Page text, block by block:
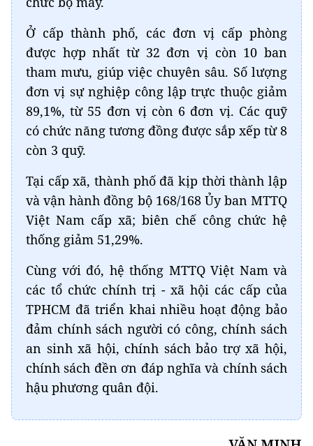
Ở cấp thành phố, các đơn vị cấp phòng
được hợp nhất từ 32 đơn vị còn 10 ban
tham mưu, giúp việc chuyên sâu. Số lượng
đơn vị sự nghiệp công lập trực thuộc giảm
89,1%, từ 55 đơn vị còn 6 đơn vị. Các quỹ
có chức năng tương đồng được sắp xếp từ 8
còn 3 quỹ.
Tại cấp xã, thành phố đã kịp thời thành lập
và vận hành đồng bộ 168/168 Ủy ban MTTQ
Việt Nam cấp xã; biên chế công chức hệ
thống giảm 51,29%.
Cùng với đó, hệ thống MTTQ Việt Nam và
các tổ chức chính trị - xã hội các cấp của
TPHCM đã triển khai nhiều hoạt động bảo
đảm chính sách người có công, chính sách
an sinh xã hội, chính sách bảo trợ xã hội,
chính sách đền ơn đáp nghĩa và chính sách
hậu phương quân đội.